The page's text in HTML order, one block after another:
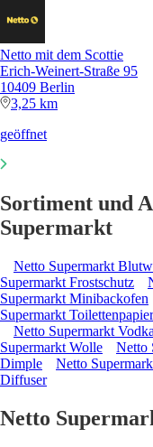
Netto mit dem Scottie
Erich-Weinert-Straße 95
10409 Berlin
3,25 km
geöffnet
Sortiment und
Supermarkt
Netto Supermarkt
Supermarkt Frostschutz
Supermarkt Minibackofen
Supermarkt
Netto Supermarkt Vodka
Supermarkt Wolle
Netto
Dimple
Netto
Diffuser
Netto